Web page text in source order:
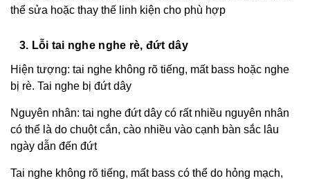
thể sửa hoặc thay thế linh kiện cho phù hợp
3. Lỗi tai nghe nghe rè, đứt dây
Hiện tượng: tai nghe không rõ tiếng, mất bass hoặc nghe
bị rè. Tai nghe bị đứt dây
Nguyên nhân: tai nghe đứt dây có rất nhiều nguyên nhân
có thể là do chuột cắn, cào nhiều vào cạnh bàn sắc lâu
ngày dẫn đến đứt
Tai nghe không rõ tiếng, mất bass có thể do hỏng mạch,